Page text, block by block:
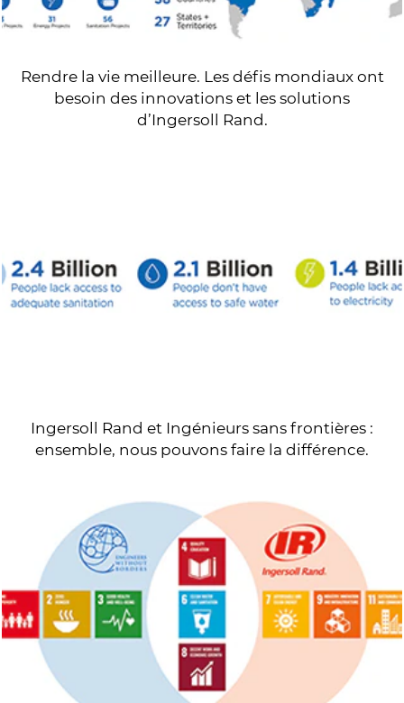
Rendre la vie meilleure. Les défis mondiaux ont
besoin des innovations et les solutions
d’Ingersoll Rand.
Ingersoll Rand et Ingénieurs sans frontières :
ensemble, nous pouvons faire la différence.